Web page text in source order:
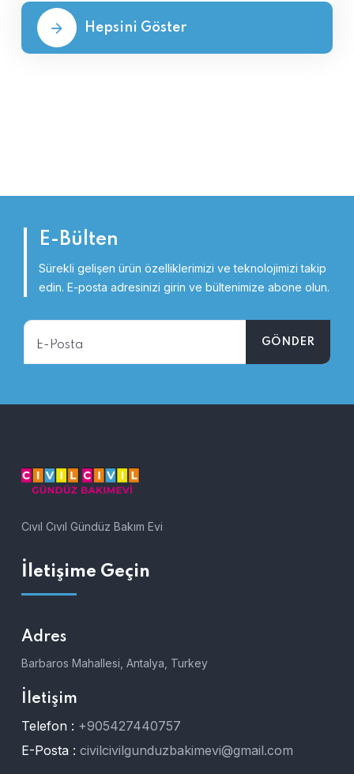
Hepsini Göster
E-Bülten
Sürekli gelişen ürün özelliklerimizi ve teknolojimizi takip
edin. E-posta adresinizi girin ve bültenimize abone olun.
Cıvıl Cıvıl Gündüz Bakım Evi
İletişime Geçin
Adres
Barbaros Mahallesi, Antalya, Turkey
İletişim
Telefon : +905427440757
E-Posta : civilcivilgunduzbakimevi@gmail.com